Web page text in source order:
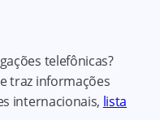
telefônicas?
traz informações
internacionais, lista